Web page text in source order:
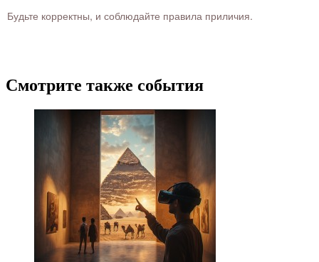
Будьте корректны, и соблюдайте правила приличия.
Смотрите также события